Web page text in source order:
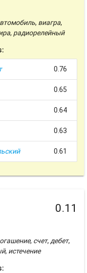
, виагра,
, радиорелейный
0.76
0.65
0.64
0.63
0.61
0.11
, счет,дебет,
, истечение